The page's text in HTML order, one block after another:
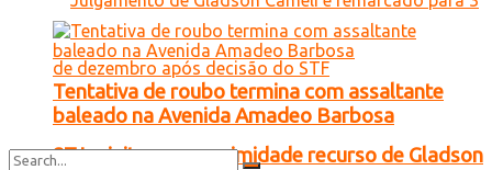
STJ rejeita por unanimidade recurso de Gladson
Tentativa de roubo termina com assaltante
baleado na Avenida Amadeo Barbosa